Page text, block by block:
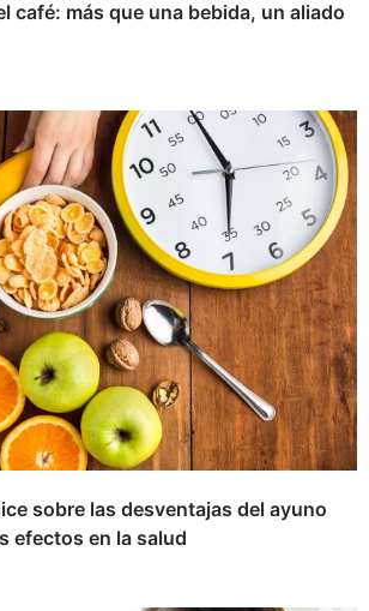
café: más que una bebida, un aliado
sobre las desventajas del ayuno
efectos en la salud